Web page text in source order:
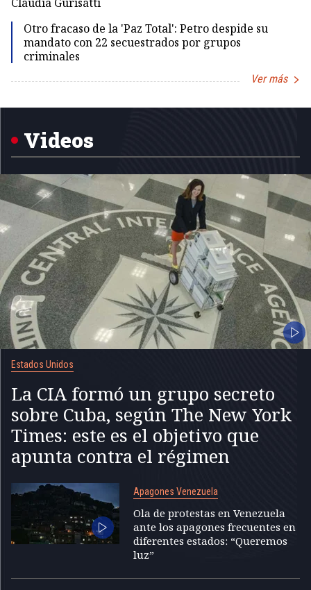
Otro fracaso de la 'Paz Total': Petro despide su
mandato con 22 secuestrados por grupos
criminales
Ver más
Videos
Estados Unidos
La CIA formó un grupo secreto
sobre Cuba, según The New York
Times: este es el objetivo que
apunta contra el régimen
Apagones Venezuela
Ola de protestas en Venezuela
ante los apagones frecuentes en
diferentes estados: “Queremos
luz”